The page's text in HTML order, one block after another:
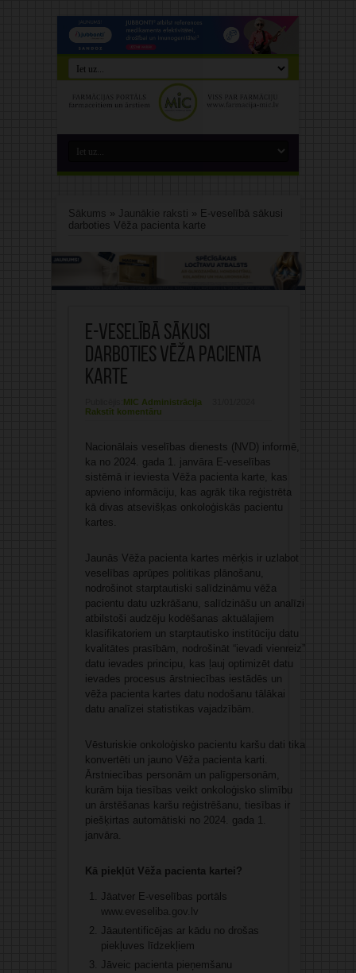
Sākums » Jaunākie raksti » E-veselībā sākusi
darboties Vēža pacienta karte
E-veselībā sākusi
darboties Vēža pacienta
karte
MIC Administrācija
Rakstīt komentāru
Nacionālais veselības dienests (NVD) informē,
ka no 2024. gada 1. janvāra E-veselības
sistēmā ir ieviesta Vēža pacienta karte, kas
apvieno informāciju, kas agrāk tika reģistrēta
kā divas atsevišķas onkoloģiskās pacientu
kartes.
Jaunās Vēža pacienta kartes mērķis ir uzlabot
veselības aprūpes politikas plānošanu,
nodrošinot starptautiski salīdzināmu vēža
pacientu datu uzkrāšanu, salīdzināšu un analīzi
atbilstoši audzēju kodēšanas aktuālajiem
klasifikatoriem un starptautisko institūciju datu
kvalitātes prasībām, nodrošināt “ievadi vienreiz”
datu ievades principu, kas ļauj optimizēt datu
ievades procesus ārstniecības iestādēs un
vēža pacienta kartes datu nodošanu tālākai
datu analīzei statistikas vajadzībām.
Vēsturiskie onkoloģisko pacientu karšu dati tika
konvertēti un jauno Vēža pacienta karti.
Ārstniecības personām un palīgpersonām,
kurām bija tiesības veikt onkoloģisko slimību
un ārstēšanas karšu reģistrēšanu, tiesības ir
piešķirtas automātiski no 2024. gada 1.
janvāra.
Kā piekļūt Vēža pacienta kartei?
Jāatver E-veselības portāls
www.eveseliba.gov.lv
Jāautentificējas ar kādu no drošas
piekļuves līdzekļiem
Jāveic pacienta pieņemšanu